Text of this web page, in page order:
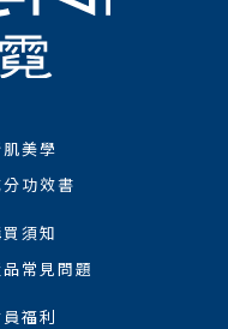
美學
分功效書
須知
品常見問題
福利